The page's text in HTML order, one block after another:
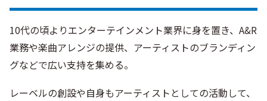
10代の頃よりエンターテインメント業界に身を置き、A&R
業務や楽曲アレンジの提供、アーティストのブランディン
グなどで広い支持を集める。
レーベルの創設や自身もアーティストとしての活動して、